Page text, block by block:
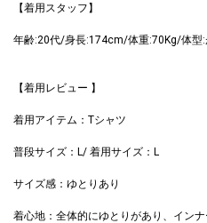
【着用スタッフ】
年齢:20代/身長:174cm/体重:70Kg/体型
【着用レビュー 】
着用アイテム：Tシャツ
普段サイズ：L/ 着用サイズ：L
サイズ感：ゆとりあり
着心地：全体的にゆとりがあり、イン